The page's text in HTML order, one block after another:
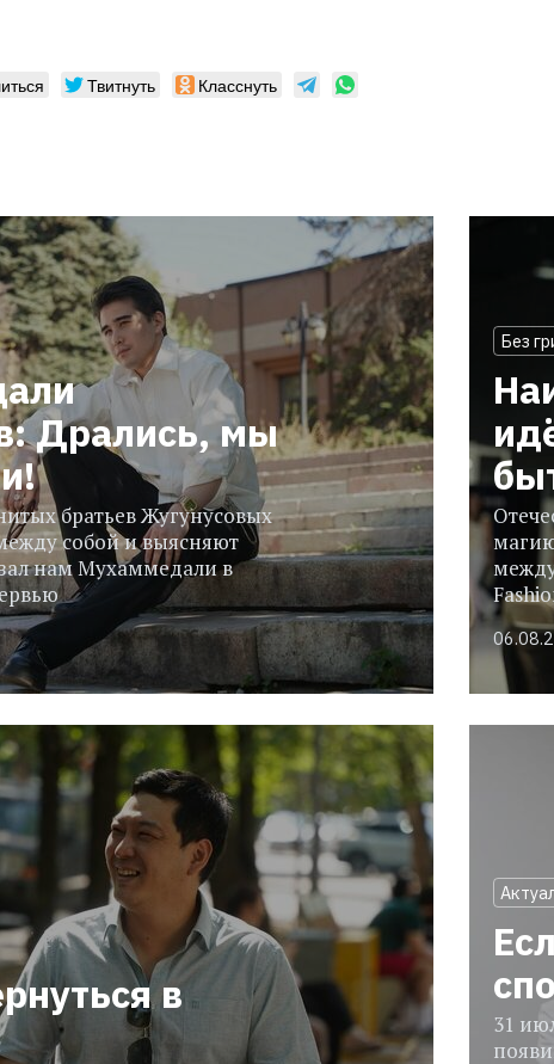
Твитнуть Класснуть
Дрались, мы
братьев Жугунусовых
собой и выясняют
нам Мухаммедали в
Без
в
31